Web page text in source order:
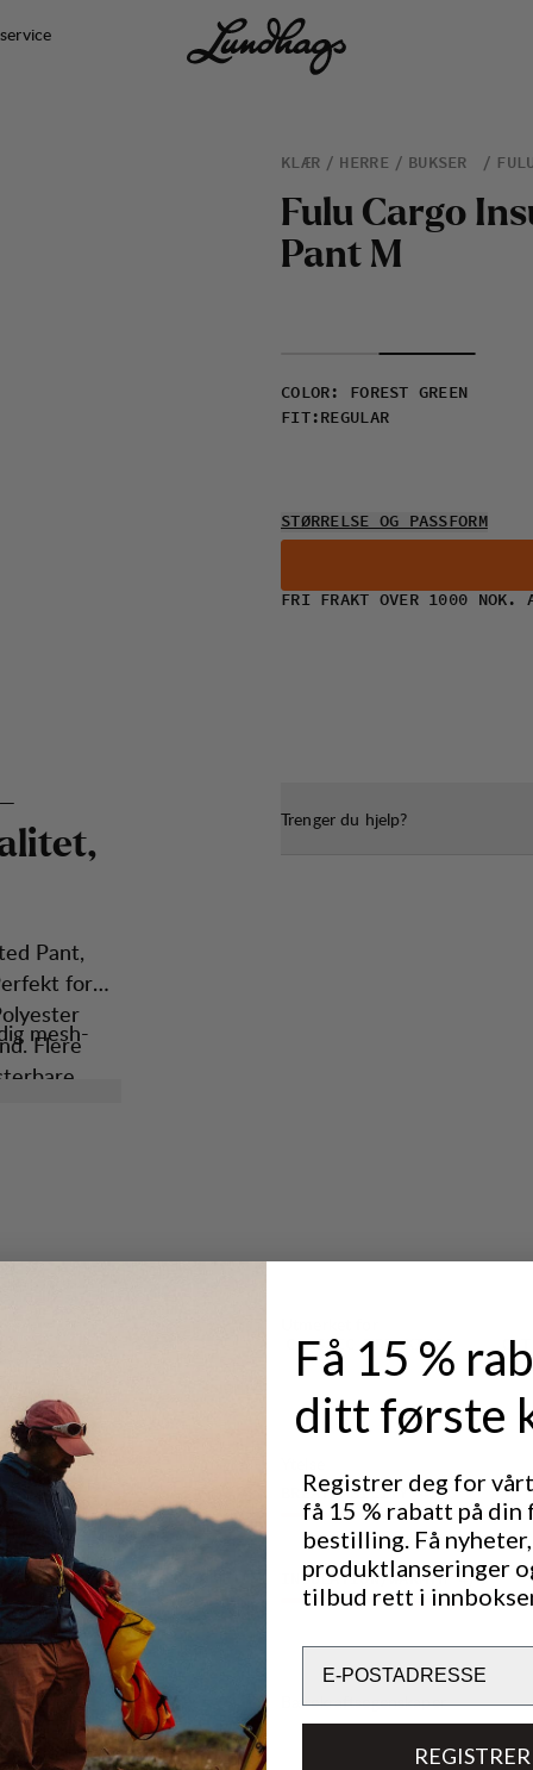
KLÆR HERRE BUKSER
Fulu Cargo Ins
Pant M
COLOR :
FOREST GREEN
FIT: REGULAR
STØRRELSE OG PASSFORM
FRI FRAKT OVER 1000 NOK.
-
litet,
Pant,
for
Flere
og
mesh-
Trenger du hjelp?
CLASSIC TREKKING
BREATHABILITY 4/6
INSULATION/WARMTH 4 /6
Bærekraftsegenskaper
Få 15 %
ditt første
Registrer deg for
få 15 % rabatt på din
bestilling. Få nyheter,
produktlanseringer
tilbud rett i